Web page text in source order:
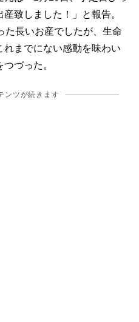
致しました！」と報告。
た長いお産でしたが、生命
までにない感動を味わい
づった。
ンツが続きます